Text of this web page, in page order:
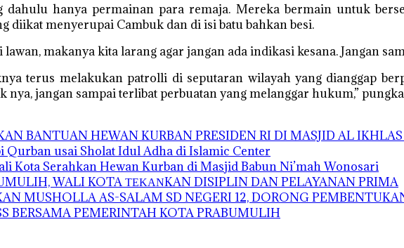
hanya permainan para remaja. Mereka bermain untuk
diikat menyerupai Cambuk dan di isi batu bahkan besi.
makanya kita larang agar jangan ada indikasi kesana. Jangan
terus melakukan patrolli di seputaran wilayah yang dianggap
jangan sampai terlibat perbuatan yang melanggar hukum,”
BANTUAN HEWAN KURBAN PRESIDEN RI DI MASJID AL
Qurban usai Sholat Idul Adha di Islamic Center
Kota Serahkan Hewan Kurban di Masjid Babun Ni’mah Wonosari
WALI KOTA ΤΕΚΑΝKAN DISIPLIN DAN PELAYANAN PRIMA
MUSHOLLA AS-SALAM SD NEGERI 12, DORONG
BERSAMA PEMERINTAH KOTA PRABUMULIH